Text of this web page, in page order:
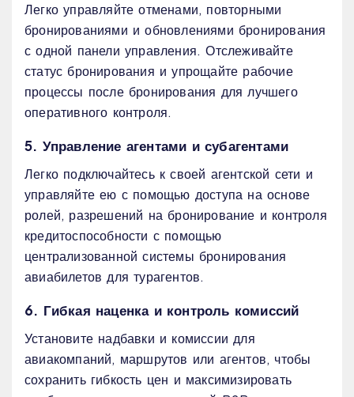
Легко управляйте отменами, повторными
бронированиями и обновлениями бронирования
с одной панели управления. Отслеживайте
статус бронирования и упрощайте рабочие
процессы после бронирования для лучшего
оперативного контроля.
5. Управление агентами и субагентами
Легко подключайтесь к своей агентской сети и
управляйте ею с помощью доступа на основе
ролей, разрешений на бронирование и контроля
кредитоспособности с помощью
централизованной системы бронирования
авиабилетов для турагентов.
6. Гибкая наценка и контроль комиссий
Установите надбавки и комиссии для
авиакомпаний, маршрутов или агентов, чтобы
сохранить гибкость цен и максимизировать